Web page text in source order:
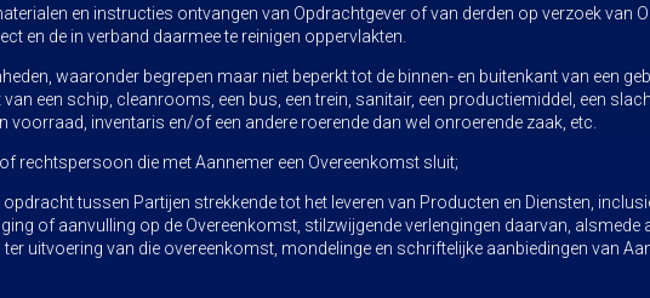
en instructies ontvangen van Opdrachtgever of van derden op verzoek van
en de in verband daarmee te reinigen oppervlakten.
waaronder begrepen maar niet beperkt tot de binnen- en buitenkant van een
een schip, cleanrooms, een bus, een trein, sanitair, een productiemiddel, een
voorraad, inventaris en/of een andere roerende dan wel onroerende zaak, etc.
rechtspersoon die met Aannemer een Overeenkomst sluit;
tussen Partijen strekkende tot het leveren van Producten en Diensten,
of aanvulling op de Overeenkomst, stilzwijgende verlengingen daarvan, alsmede
uitvoering van die overeenkomst, mondelinge en schriftelijke aanbiedingen van